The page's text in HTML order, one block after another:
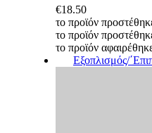
€18.50
το προϊόν
το προϊόν
το προϊόν
Εξοπλισμός/